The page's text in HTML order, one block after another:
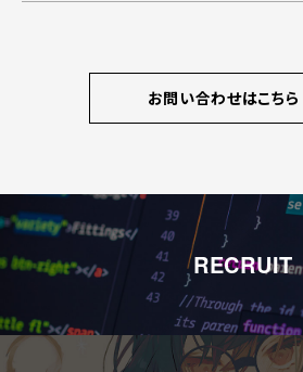
お問い合わせはこちら
RECRUIT